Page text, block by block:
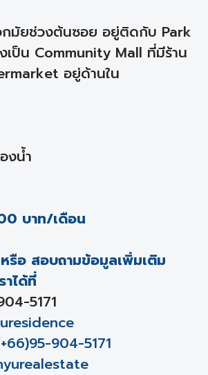
มัยช่วงต้นซอย อยู่ติดกับ Park
เป็น Community Mall ที่มีร้าน
อยู่ด้านใน
งน้ำ
บาท/เดือน
รือ สอบถามข้อมูลเพิ่มเติม
าได้ที่
5171
904-5171